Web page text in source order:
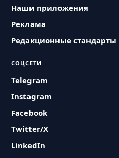
Наши приложения
Реклама
Редакционные стандарты
СОЦСЕТИ
Telegram
Instagram
Facebook
Twitter/X
LinkedIn